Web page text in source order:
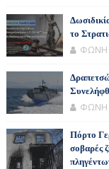
το
ΦΩΝΗ
ΦΩΝΗ
Πόρτο
σοβαρές